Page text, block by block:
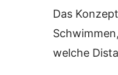
Das
welche